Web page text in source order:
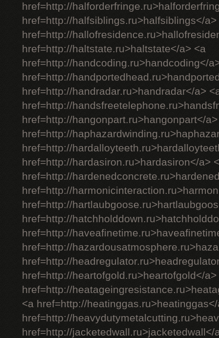
href=http://
href=http://halfsiblings.ru>halfsiblings</a>
href=http://
href=http://haltstate.ru>haltstate</a> <a
href=http://handcoding.ru>handcoding</
href=http://
href=http://handradar.ru>handradar</a>
href=http://
href=http://hangonpart.ru>hangonpart</
href=http://
href=http://
href=http://hardasiron.ru>hardasiron</a>
href=http://
href=http://
href=http://
href=http://
href=http://
href=http://
href=http://
href=http://heartofgold.ru>heartofgold</a>
href=http://
<a href=http://
href=http://
href=http://jacketedwall.ru>jacketedwall</